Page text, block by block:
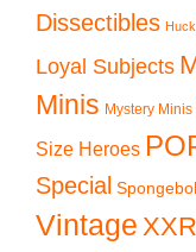
Dissectibles
Loyal Subjects
Minis Mystery Minis
Size Heroes
Special
Vintage